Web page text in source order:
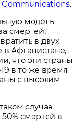
Communications.
модель
смертей,
в двух
в Афганистане,
что эти страны
в то же время
с высоким
случае
смертей в